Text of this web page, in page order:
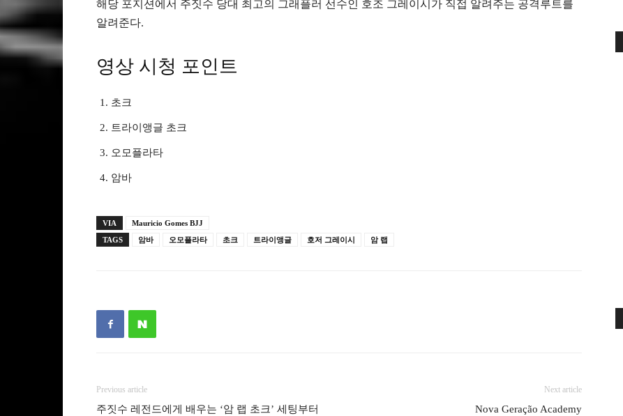
해당 포지션에서 주짓수 당대 최고의 그래플러 선수인 호조 그레이시가 직접 알려주는 공격루트를
알려준다.
영상 시청 포인트
초크
트라이앵글 초크
오모플라타
암바
VIA
Mauricio Gomes BJJ
TAGS
암바 오모플라타 초크 트라이앵글 호저 그레이시 암 랩
Previous article
주짓수 레전드에게 배우는 ‘암 랩 초크’ 세팅부터
Next article
Nova Geração Academy